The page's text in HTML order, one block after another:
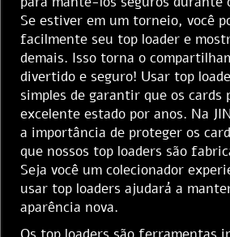
Se estiver em um torneio, você
facilmente seu top loader e
demais. Isso torna o
divertido e seguro! Usar top
simples de garantir que os cards
excelente estado por anos. Na
a importância de proteger os
que nossos top loaders são
Seja você um colecionador
usar top loaders ajudará a
aparência nova.